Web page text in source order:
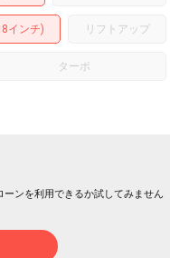
インチ) リフトアップ
ターボ
ンを利用できるか試してみません